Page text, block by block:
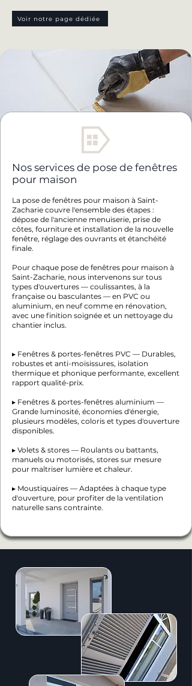
Voir notre page dédiée
Nos services de pose de fenêtres
pour maison
La pose de fenêtres pour maison à Saint-
Zacharie couvre l'ensemble des étapes :
dépose de l'ancienne menuiserie, prise de
côtes, fourniture et installation de la nouvelle
fenêtre, réglage des ouvrants et étanchéité
finale.
Pour chaque pose de fenêtres pour maison à
Saint-Zacharie, nous intervenons sur tous
types d'ouvertures — coulissantes, à la
française ou basculantes — en PVC ou
aluminium, en neuf comme en rénovation,
avec une finition soignée et un nettoyage du
chantier inclus.
▸ Fenêtres & portes-fenêtres PVC — Durables,
robustes et anti-moisissures, isolation
thermique et phonique performante, excellent
rapport qualité-prix.
▸ Fenêtres & portes-fenêtres aluminium —
Grande luminosité, économies d'énergie,
plusieurs modèles, coloris et types d'ouverture
disponibles.
▸ Volets & stores — Roulants ou battants,
manuels ou motorisés, stores sur mesure
pour maîtriser lumière et chaleur.
▸ Moustiquaires — Adaptées à chaque type
d'ouverture, pour profiter de la ventilation
naturelle sans contrainte.